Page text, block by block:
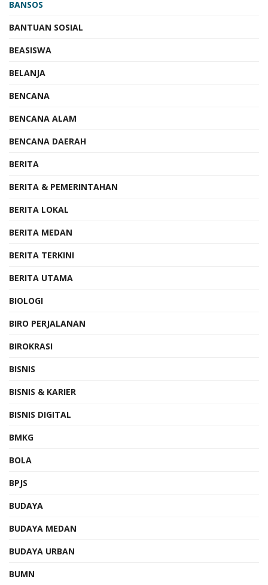
BANSOS
BANTUAN SOSIAL
BEASISWA
BELANJA
BENCANA
BENCANA ALAM
BENCANA DAERAH
BERITA
BERITA & PEMERINTAHAN
BERITA LOKAL
BERITA MEDAN
BERITA TERKINI
BERITA UTAMA
BIOLOGI
BIRO PERJALANAN
BIROKRASI
BISNIS
BISNIS & KARIER
BISNIS DIGITAL
BMKG
BOLA
BPJS
BUDAYA
BUDAYA MEDAN
BUDAYA URBAN
BUMN